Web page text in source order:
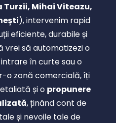
Turzii, Mihai Viteazu,
), intervenim rapid
eficiente, durabile și
vrei să automatizezi o
în curte sau o
o zonă comercială, îți
și o propunere
, ținând cont de
și nevoile tale de